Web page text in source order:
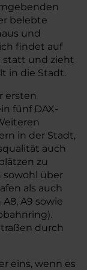
belebte
und
findet auf
statt und zieht
in die Stadt.
ersten
fünf DAX-
in der Stadt,
auch
zu
sowohl über
als auch
A9 sowie
durch
eins, wenn es